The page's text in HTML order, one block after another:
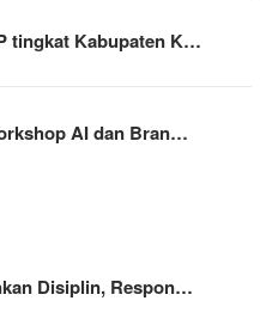
tingkat Kabupaten K…
AI dan Bran…
Disiplin, Respon…